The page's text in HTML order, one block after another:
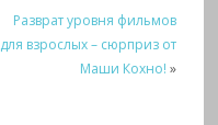
Разврат уровня фильмов
для взрослых – сюрприз от
Маши Кохно! »